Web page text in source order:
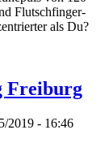
Flutschfinger-
als Du?
Freiburg
2019 - 16:46